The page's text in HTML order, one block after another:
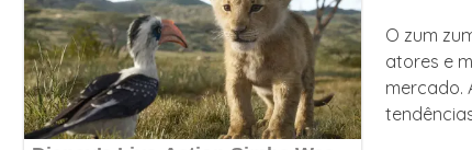
O zum
atores e
mercado.